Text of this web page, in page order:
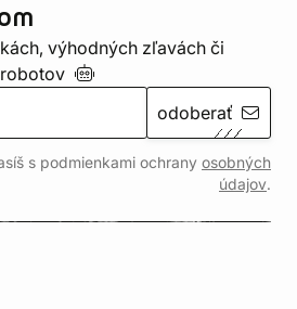
výhodných zľavách či
robotov
odoberať
s podmienkami ochrany osobných
údajov.